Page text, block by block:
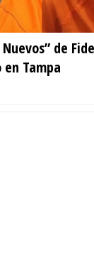
Nuevos” de
Tampa